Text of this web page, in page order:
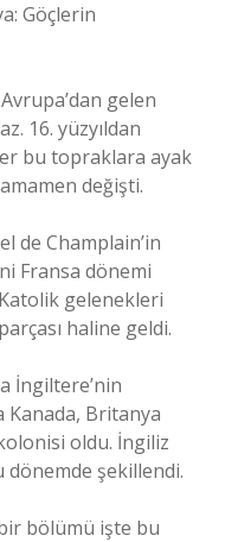
Göçlerin
gelen
16. yüzyıldan
bu topraklara ayak
değişti.
de Champlain’in
Fransa dönemi
gelenekleri
haline geldi.
İngiltere’nin
Kanada, Britanya
oldu. İngiliz
şekillendi.
bölümü işte bu